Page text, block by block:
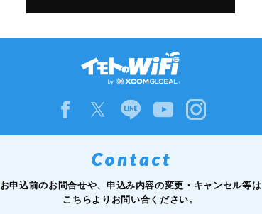
お申込前のお問合せや、申込み内容の変更・キャンセル等は
こちらよりお問い合ください。